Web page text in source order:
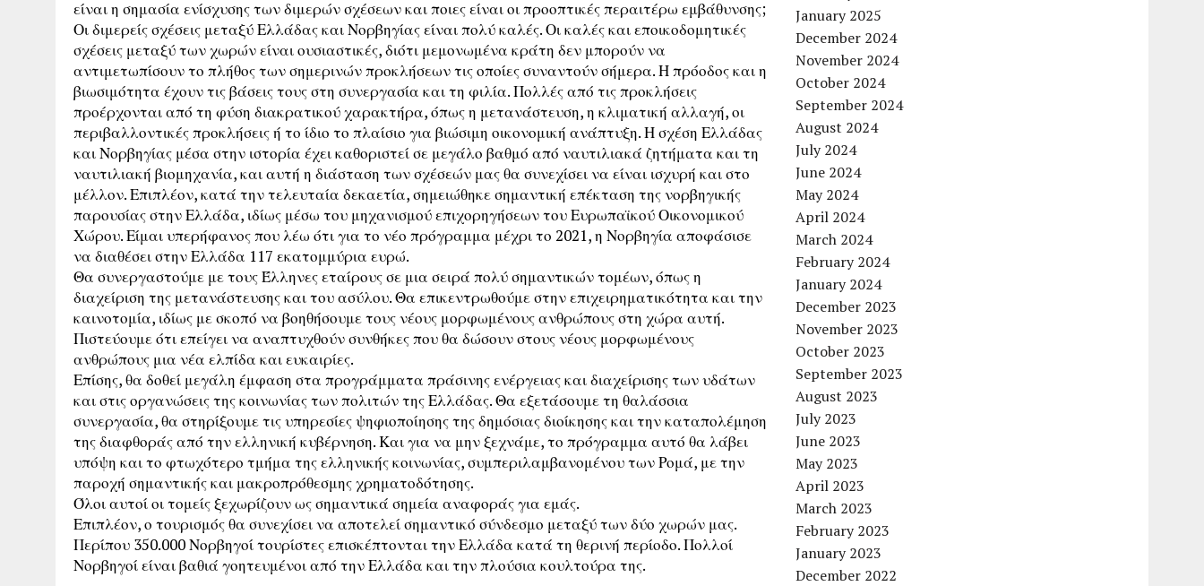
είναι η σημασία ενίσχυσης των διμερών σχέσεων και ποιες είναι οι προοπτικές περαιτέρω εμβάθυνσης;
Οι διμερείς σχέσεις μεταξύ Ελλάδας και Νορβηγίας είναι πολύ καλές. Οι καλές και εποικοδομητικές
σχέσεις μεταξύ των χωρών είναι ουσιαστικές, διότι μεμονωμένα κράτη δεν μπορούν να
αντιμετωπίσουν το πλήθος των σημερινών προκλήσεων τις οποίες συναντούν σήμερα. Η πρόοδος και η
βιωσιμότητα έχουν τις βάσεις τους στη συνεργασία και τη φιλία. Πολλές από τις προκλήσεις
προέρχονται από τη φύση διακρατικού χαρακτήρα, όπως η μετανάστευση, η κλιματική αλλαγή, οι
περιβαλλοντικές προκλήσεις ή το ίδιο το πλαίσιο για βιώσιμη οικονομική ανάπτυξη. Η σχέση Ελλάδας
και Νορβηγίας μέσα στην ιστορία έχει καθοριστεί σε μεγάλο βαθμό από ναυτιλιακά ζητήματα και τη
ναυτιλιακή βιομηχανία, και αυτή η διάσταση των σχέσεών μας θα συνεχίσει να είναι ισχυρή και στο
μέλλον. Επιπλέον, κατά την τελευταία δεκαετία, σημειώθηκε σημαντική επέκταση της νορβηγικής
παρουσίας στην Ελλάδα, ιδίως μέσω του μηχανισμού επιχορηγήσεων του Ευρωπαϊκού Οικονομικού
Χώρου. Είμαι υπερήφανος που λέω ότι για το νέο πρόγραμμα μέχρι το 2021, η Νορβηγία αποφάσισε
να διαθέσει στην Ελλάδα 117 εκατομμύρια ευρώ.
Θα συνεργαστούμε με τους Έλληνες εταίρους σε μια σειρά πολύ σημαντικών τομέων, όπως η
διαχείριση της μετανάστευσης και του ασύλου. Θα επικεντρωθούμε στην επιχειρηματικότητα και την
καινοτομία, ιδίως με σκοπό να βοηθήσουμε τους νέους μορφωμένους ανθρώπους στη χώρα αυτή.
Πιστεύουμε ότι επείγει να αναπτυχθούν συνθήκες που θα δώσουν στους νέους μορφωμένους
ανθρώπους μια νέα ελπίδα και ευκαιρίες.
Επίσης, θα δοθεί μεγάλη έμφαση στα προγράμματα πράσινης ενέργειας και διαχείρισης των υδάτων
και στις οργανώσεις της κοινωνίας των πολιτών της Ελλάδας. Θα εξετάσουμε τη θαλάσσια
συνεργασία, θα στηρίξουμε τις υπηρεσίες ψηφιοποίησης της δημόσιας διοίκησης και την καταπολέμηση
της διαφθοράς από την ελληνική κυβέρνηση. Και για να μην ξεχνάμε, το πρόγραμμα αυτό θα λάβει
υπόψη και το φτωχότερο τμήμα της ελληνικής κοινωνίας, συμπεριλαμβανομένου των Ρομά, με την
παροχή σημαντικής και μακροπρόθεσμης χρηματοδότησης.
Όλοι αυτοί οι τομείς ξεχωρίζουν ως σημαντικά σημεία αναφοράς για εμάς.
Επιπλέον, ο τουρισμός θα συνεχίσει να αποτελεί σημαντικό σύνδεσμο μεταξύ των δύο χωρών μας.
Περίπου 350.000 Νορβηγοί τουρίστες επισκέπτονται την Ελλάδα κατά τη θερινή περίοδο. Πολλοί
Νορβηγοί είναι βαθιά γοητευμένοι από την Ελλάδα και την πλούσια κουλτούρα της.
January 2025
December 2024
November 2024
October 2024
September 2024
August 2024
July 2024
June 2024
May 2024
April 2024
March 2024
February 2024
January 2024
December 2023
November 2023
October 2023
September 2023
August 2023
July 2023
June 2023
May 2023
April 2023
March 2023
February 2023
January 2023
December 2022